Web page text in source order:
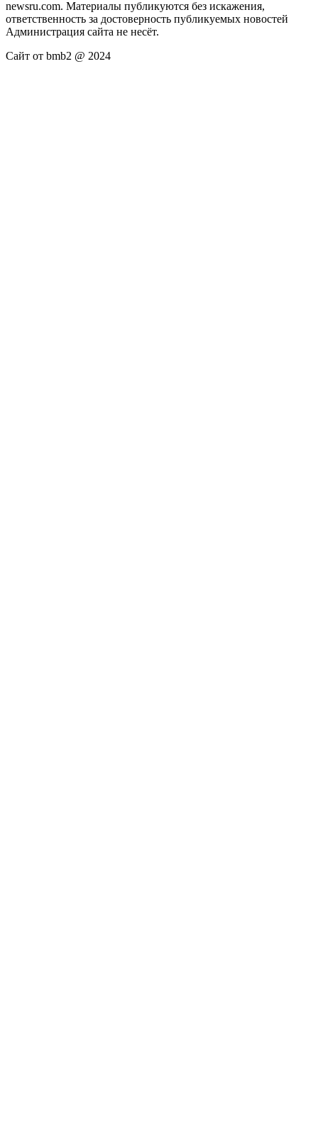
newsru.com. Материалы публикуются без искажения,
ответственность за достоверность публикуемых новостей
Администрация сайта не несёт.
Сайт от bmb2 @ 2024